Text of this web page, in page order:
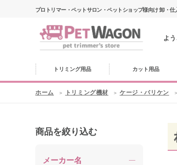
プロトリマー・ペットサロン・ペットショップ様向け 卸・仕
よ
トリミング用品 カット用品
ホーム トリミング機材 ケージ・バリケン
商品を絞り込む
メーカー名